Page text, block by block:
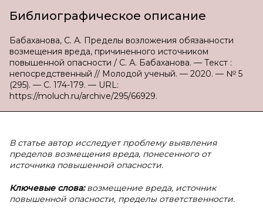
Библиографическое описание
Бабаханова, С. А. Пределы возложения обязанности
возмещения вреда, причиненного источником
повышенной опасности / С. А. Бабаханова. — Текст :
непосредственный // Молодой ученый. — 2020. — № 5
(295). — С. 174-179. — URL:
https://moluch.ru/archive/295/66929.
В статье автор исследует проблему выявления
пределов возмещения вреда, понесенного от
источника повышенной опасности.
Ключевые слова:возмещение вреда, источник
повышенной опасности, пределы ответственности.